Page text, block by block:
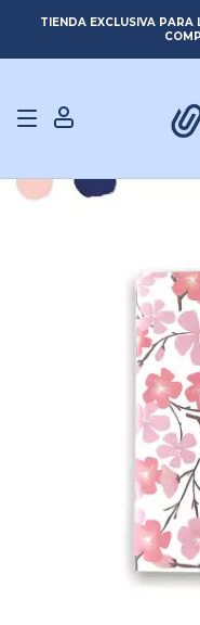
TIENDA EXCLUSIVA PARA